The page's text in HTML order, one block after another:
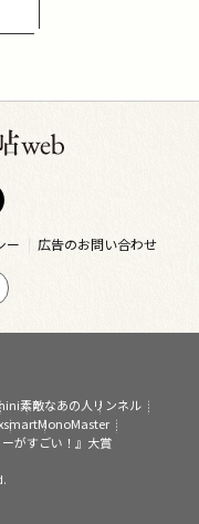
ー 広告のお問い合わせ
素敵なあの人リンネル
smartMonoMaster
がすごい！』大賞